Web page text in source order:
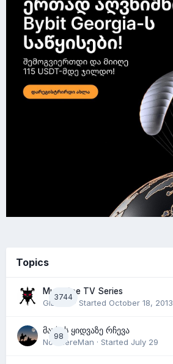
Topics
3744
Must See TV Series
GIBSON · Started October 18, 2013
98
მაუსის ყიდვაზე რჩევა
NowhereMan · Started July 29